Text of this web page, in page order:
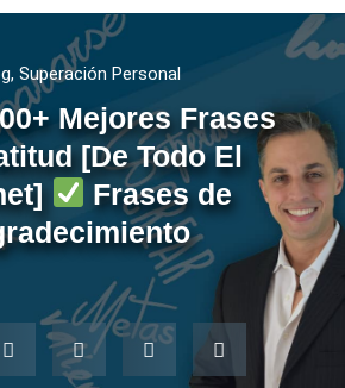
, Superación Personal
Mejores Frases
[De Todo El
Frases de